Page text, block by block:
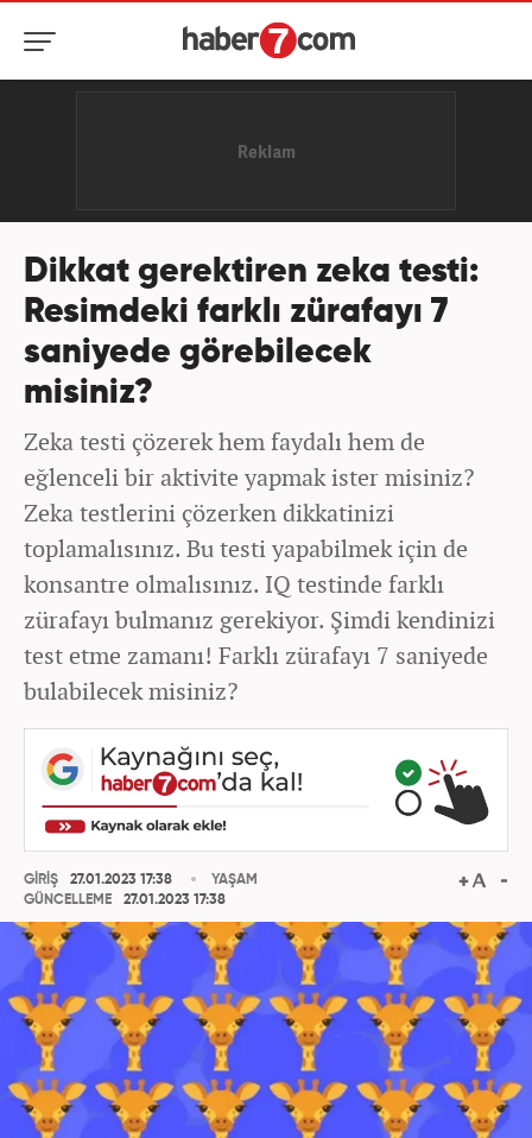
Dikkat gerektiren zeka testi:
Resimdeki farklı zürafayı 7
saniyede görebilecek
misiniz?
Zeka testi çözerek hem faydalı hem de
eğlenceli bir aktivite yapmak ister misiniz?
Zeka testlerini çözerken dikkatinizi
toplamalısınız. Bu testi yapabilmek için de
konsantre olmalısınız. IQ testinde farklı
zürafayı bulmanız gerekiyor. Şimdi kendinizi
test etme zamanı! Farklı zürafayı 7 saniyede
bulabilecek misiniz?
GİRİŞ
27.01.2023 17:38
GÜNCELLEME
27.01.2023 17:38
YAŞAM